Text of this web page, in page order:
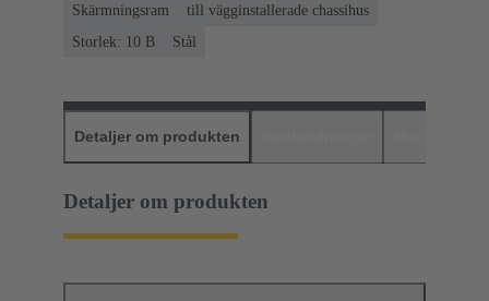
Skärmningsram
till vägginstallerade chassihus
Storlek: 10 B
Stål
Detaljer om produkten
Detaljer om produkten